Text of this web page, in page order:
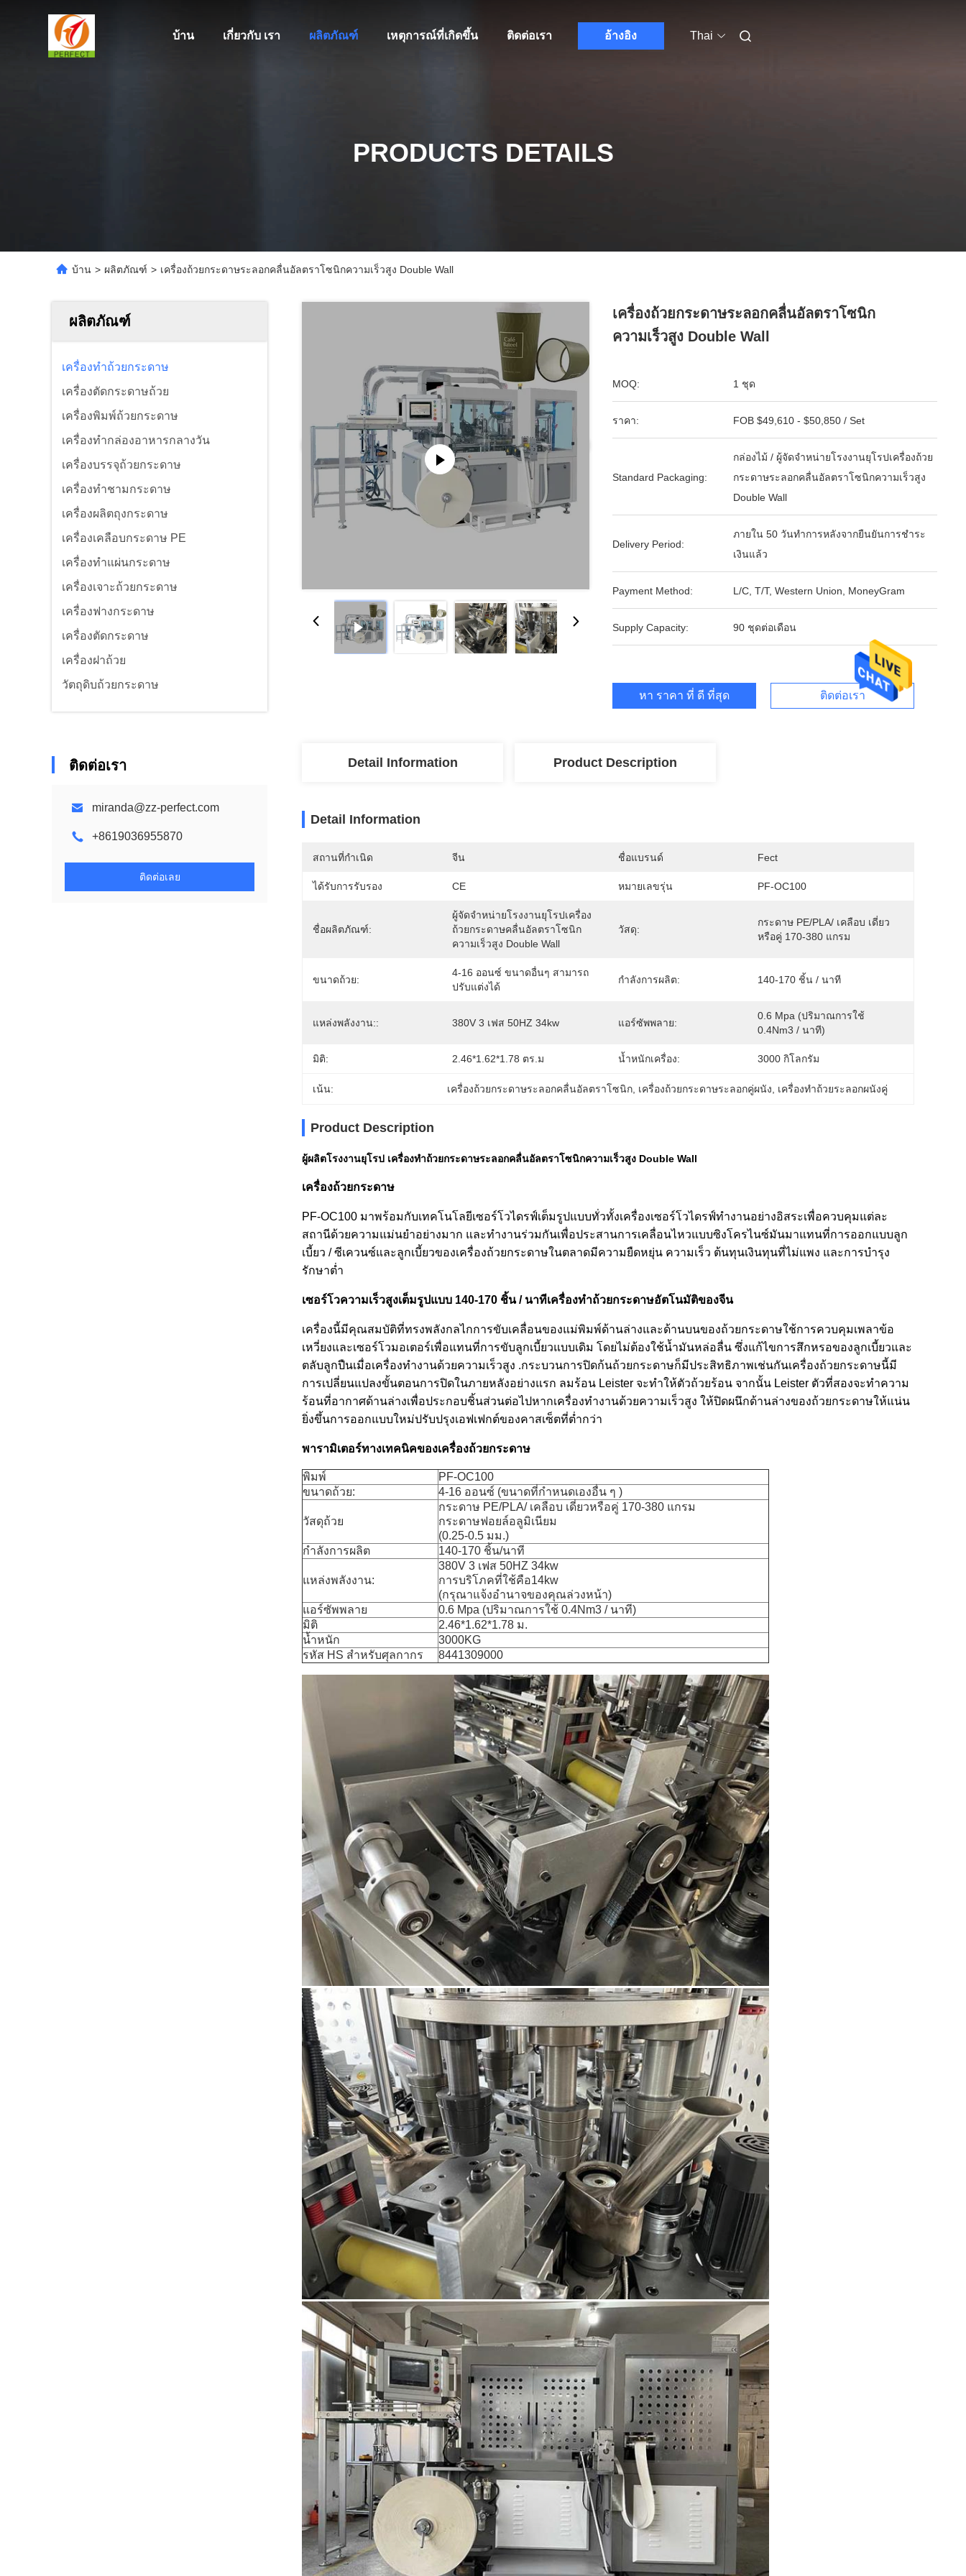
บ้าน เกี่ยวกับ เรา ผลิตภัณฑ์ เหตุการณ์ที่เกิดขึ้น ติดต่อเรา อ้างอิง Thai
PRODUCTS DETAILS
บ้าน > ผลิตภัณฑ์ > เครื่องถ้วยกระดาษระลอกคลื่นอัลตราโซนิกความเร็วสูง Double Wall
ผลิตภัณฑ์
เครื่องทำถ้วยกระดาษ
เครื่องตัดกระดาษถ้วย
เครื่องพิมพ์ถ้วยกระดาษ
เครื่องทำกล่องอาหารกลางวัน
เครื่องบรรจุถ้วยกระดาษ
เครื่องทำชามกระดาษ
เครื่องผลิตถุงกระดาษ
เครื่องเคลือบกระดาษ PE
เครื่องทำแผ่นกระดาษ
เครื่องเจาะถ้วยกระดาษ
เครื่องฟางกระดาษ
เครื่องตัดกระดาษ
เครื่องฝาถ้วย
วัตถุดิบถ้วยกระดาษ
ติดต่อเรา
miranda@zz-perfect.com
+8619036955870
ติดต่อเลย
เครื่องถ้วยกระดาษระลอกคลื่นอัลตราโซนิก
ความเร็วสูง Double Wall
MOQ: 1 ชุด
ราคา: FOB $49,610 - $50,850 / Set
Standard Packaging:
กล่องไม้ / ผู้จัดจำหน่ายโรงงานยุโรปเครื่องถ้วย
กระดาษระลอกคลื่นอัลตราโซนิกความเร็วสูง
Double Wall
Delivery Period:
ภายใน 50 วันทำการหลังจากยืนยันการชำระ
เงินแล้ว
Payment Method: L/C, T/T, Western Union, MoneyGram
Supply Capacity: 90 ชุดต่อเดือน
หา ราคา ที่ ดี ที่สุด ติดต่อเรา
Detail Information Product Description
Detail Information
สถานที่กำเนิด จีน ชื่อแบรนด์ Fect
ได้รับการรับรอง CE หมายเลขรุ่น PF-OC100
ชื่อผลิตภัณฑ์:
ผู้จัดจำหน่ายโรงงานยุโรปเครื่อง
ถ้วยกระดาษคลื่นอัลตราโซนิก
ความเร็วสูง Double Wall
วัสดุ:
กระดาษ PE/PLA/ เคลือบ เดี่ยว
หรือคู่ 170-380 แกรม
ขนาดถ้วย:
4-16 ออนซ์ ขนาดอื่นๆ สามารถ
ปรับแต่งได้
กำลังการผลิต: 140-170 ชิ้น / นาที
แหล่งพลังงาน:: 380V 3 เฟส 50HZ 34kw แอร์ซัพพลาย:
0.6 Mpa (ปริมาณการใช้
0.4Nm3 / นาที)
มิติ: 2.46*1.62*1.78 ตร.ม น้ำหนักเครื่อง: 3000 กิโลกรัม
เน้น: เครื่องถ้วยกระดาษระลอกคลื่นอัลตราโซนิก เครื่องถ้วยกระดาษระลอกคู่ผนัง เครื่องทำถ้วยระลอกผนังคู่
Product Description
ผู้ผลิตโรงงานยุโรป เครื่องทำถ้วยกระดาษระลอกคลื่นอัลตราโซนิกความเร็วสูง Double Wall
เครื่องถ้วยกระดาษ
PF-OC100 มาพร้อมกับเทคโนโลยีเซอร์โวไดรฟ์เต็มรูปแบบทั่วทั้งเครื่องเซอร์โวไดรฟ์ทำงานอย่างอิสระเพื่อควบคุมแต่ละ
สถานีด้วยความแม่นยำอย่างมาก และทำงานร่วมกันเพื่อประสานการเคลื่อนไหวแบบซิงโครไนซ์มันมาแทนที่การออกแบบลูก
เบี้ยว / ซีเควนซ์และลูกเบี้ยวของเครื่องถ้วยกระดาษในตลาดมีความยืดหยุ่น ความเร็ว ต้นทุนเงินทุนที่ไม่แพง และการบำรุง
รักษาต่ำ
เซอร์โวความเร็วสูงเต็มรูปแบบ 140-170 ชิ้น / นาทีเครื่องทำถ้วยกระดาษอัตโนมัติของจีน
เครื่องนี้มีคุณสมบัติที่ทรงพลังกลไกการขับเคลื่อนของแม่พิมพ์ด้านล่างและด้านบนของถ้วยกระดาษใช้การควบคุมเพลาข้อ
เหวี่ยงและเซอร์โวมอเตอร์เพื่อแทนที่การขับลูกเบี้ยวแบบเดิม โดยไม่ต้องใช้น้ำมันหล่อลื่น ซึ่งแก้ไขการสึกหรอของลูกเบี้ยวและ
ตลับลูกปืนเมื่อเครื่องทำงานด้วยความเร็วสูง .กระบวนการปิดก้นถ้วยกระดาษก็มีประสิทธิภาพเช่นกันเครื่องถ้วยกระดาษนี้มี
การเปลี่ยนแปลงขั้นตอนการปิดในภายหลังอย่างแรก ลมร้อน Leister จะทำให้ตัวถ้วยร้อน จากนั้น Leister ตัวที่สองจะทำความ
ร้อนที่อากาศด้านล่างเพื่อประกอบชิ้นส่วนต่อไปหากเครื่องทำงานด้วยความเร็วสูง ให้ปิดผนึกด้านล่างของถ้วยกระดาษให้แน่น
ยิ่งขึ้นการออกแบบใหม่ปรับปรุงเอฟเฟกต์ของคาสเซ็ตที่ต่ำกว่า
พารามิเตอร์ทางเทคนิคของเครื่องถ้วยกระดาษ
พิมพ์
PF-OC100
ขนาดถ้วย:
4-16 ออนซ์ (ขนาดที่กำหนดเองอื่น ๆ )
วัสดุถ้วย
กระดาษ PE/PLA/ เคลือบ เดี่ยวหรือคู่ 170-380 แกรม
กระดาษฟอยล์อลูมิเนียม
(0.25-0.5 มม.)
กำลังการผลิต
140-170 ชิ้น/นาที
แหล่งพลังงาน:
380V 3 เฟส 50HZ 34kw
การบริโภคที่ใช้คือ14kw
(กรุณาแจ้งอำนาจของคุณล่วงหน้า)
แอร์ซัพพลาย
0.6 Mpa (ปริมาณการใช้ 0.4Nm3 / นาที)
มิติ
2.46*1.62*1.78 ม.
น้ำหนัก
3000KG
รหัส HS สำหรับศุลกากร
8441309000